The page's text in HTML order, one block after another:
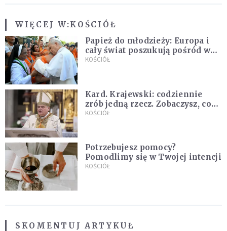
WIĘCEJ W:KOŚCIÓŁ
Papież do młodzieży: Europa i
cały świat poszukują pośród was
nowych świętych
KOŚCIÓŁ
Kard. Krajewski: codziennie
zrób jedną rzecz. Zobaczysz, co
stanie się z twoim życiem
KOŚCIÓŁ
Potrzebujesz pomocy?
Pomodlimy się w Twojej intencji
KOŚCIÓŁ
SKOMENTUJ ARTYKUŁ